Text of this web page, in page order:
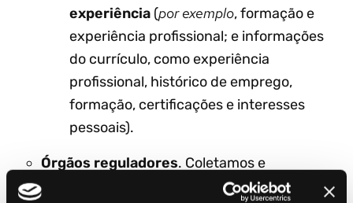
experiência (por exemplo, formação e
experiência profissional; e informações
do currículo, como experiência
profissional, histórico de emprego,
formação, certificações e interesses
pessoais).
Órgãos reguladores. Coletamos e
processamos dados pessoais de membros,